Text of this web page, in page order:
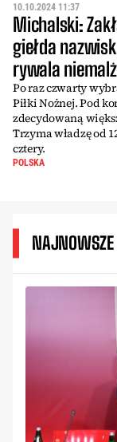
10.10.2024 11:37
Michalski:
giełda
rywala
Po raz czwarty
Piłki Nożnej. Pod
zdecydowaną
Trzyma władzę od
cztery.
POLSKA